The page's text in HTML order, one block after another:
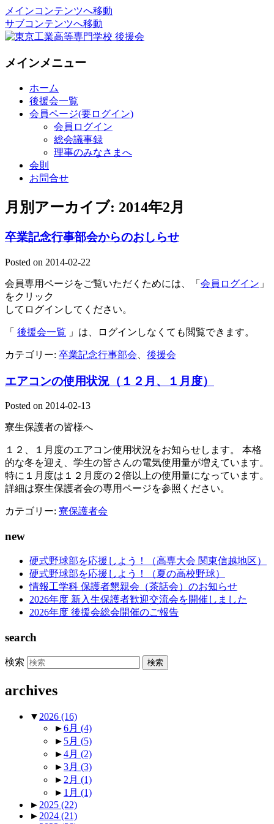
メインコンテンツへ移動
サブコンテンツへ移動
東京工業高等専門学校 後援会
College Supporters.
メインメニュー
ホーム
後援会一覧
会員ページ(要ログイン)
会員ログイン
総会議事録
理事のみなさまへ
会則
お問合せ
月別アーカイブ: 2014年2月
卒業記念行事部会からのおしらせ
Posted on 2014-02-22
会員専用ページをご覧いただくためには、「 会員ログイン 」
をクリック
してログインしてください。
「 後援会一覧 」は、ログインしなくても閲覧できます。
カテゴリー: 卒業記念行事部会 後援会
エアコンの使用状況（１２月、１月度）
Posted on 2014-02-13
寮生保護者の皆様へ
１２、１月度のエアコン使用状況をお知らせします。 本格
的な冬を迎え、学生の皆さんの電気使用量が増えています。
特に１月度は１２月度の２倍以上の使用量になっています。
詳細は寮生保護者会の専用ページを参照ください。
カテゴリー: 寮保護者会
new
硬式野球部を応援しよう！（高専大会 関東信越地区）
硬式野球部を応援しよう！（夏の高校野球）
情報工学科 保護者懇親会（茶話会）のお知らせ
2026年度 新入生保護者歓迎交流会を開催しました
2026年度 後援会総会開催のご報告
search
検索
archives
▼ 2026 (16)
►6月 (4)
► 5月 (5)
►4月 (2)
►3月 (3)
► 2月 (1)
► 1月 (1)
► 2025 (22)
► 2024 (21)